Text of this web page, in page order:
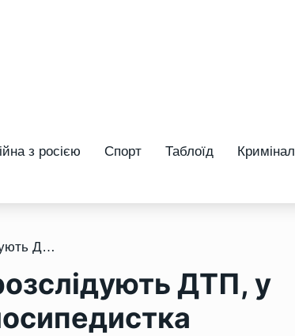
з росією Спорт Таблоїд Кримінал
/ На Рівненщині слідчі розслідують ДТП, у якій постраждала велосипедистка
ДТП, у